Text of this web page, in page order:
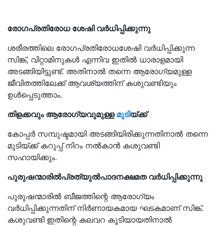
രോഗപ്രതിരോധ ശേഷി വർധിപ്പിക്കുന്നു
ശരീരത്തിലെ രോഗപ്രതിരോധശേഷി വർധിപ്പിക്കുന്ന
സിങ്ക്, വിറ്റാമിനുകൾ എന്നിവ ഇതിൽ ധാരാളമായി
അടങ്ങിയിട്ടുണ്ട്. അതിനാൽ തന്നെ ആരോഗ്യമുള്ള
ജീവിതത്തിലേക്ക് ആവശ്യത്തിന് കശുവണ്ടിയും
ഉൾപ്പെടുത്താം.
തിളക്കവും ആരോഗ്യവുമുള്ള മുടിയ്ക്ക്
കോപ്പർ സമ്പുഷ്ടമായി അടങ്ങിയിരിക്കുന്നതിനാൽ തന്നെ
മുടിയ്ക്ക് കറുപ്പ് നിറം നൽകാൻ കശുവണ്ടി
സഹായിക്കും.
പുരുഷന്മാരിൽപ്രത്യുൽപാദനക്ഷമത വർധിപ്പിക്കുന്നു
പുരുഷന്മാരിൽ ബീജത്തിന്റെ ആരോഗ്യം
വർധിപ്പിക്കുന്നതിന് നിർണായകമായ ഘടകമാണ് സിങ്ക്.
കശുവണ്ടി ഇതിന്റെ കലവറ കൂടിയായതിനാൽ